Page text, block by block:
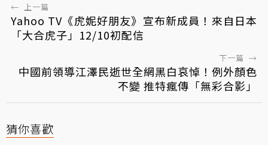
← 上一篇
Yahoo TV《虎妮好朋友》宣布新成員！來自日本
「大合虎子」12/10初配信
下一篇 →
中國前領導江澤民逝世全網黑白哀悼！例外顏色
不變 推特瘋傳「無彩合影」
猜你喜歡